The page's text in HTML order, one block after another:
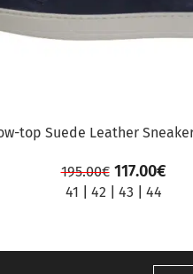
top Suede Leather
195.00€ 117.00€
41 42 43 44